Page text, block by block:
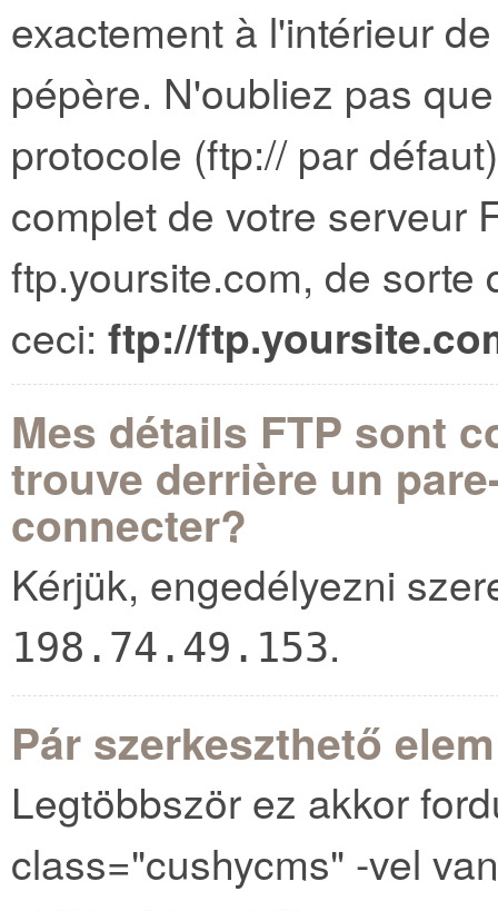
exactement à l'intérieur
pépère. N'oubliez pas
protocole (ftp:// par
complet de votre serveur
ftp.yoursite.com, de sorte
ceci: ftp://
Mes détails FTP sont
trouve derrière un
connecter?
Kérjük, engedélyezni
198.74.49.153.
Pár szerkeszthető
Legtöbbször ez akkor
class="cushycms" -vel